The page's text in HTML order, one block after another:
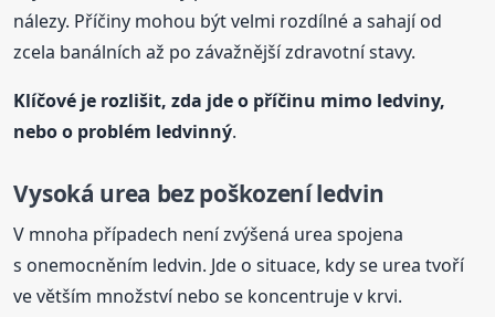
nálezy. Příčiny mohou být velmi rozdílné a sahají od
zcela banálních až po závažnější zdravotní stavy.
Klíčové je rozlišit, zda jde o příčinu mimo ledviny,
nebo o problém ledvinný.
Vysoká urea bez poškození ledvin
V mnoha případech není zvýšená urea spojena
s onemocněním ledvin. Jde o situace, kdy se urea tvoří
ve větším množství nebo se koncentruje v krvi.